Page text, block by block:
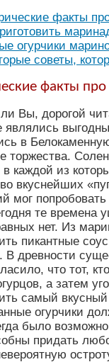
факты
огурчики
советы,
факты
Вы, дорогой
являлись
в
торжества.
в каждой из
вкуснейших
мог попробовать
те времена
нет. Из
пикантные
В древности
что тот,
а затем
самый
огурчики
было
придать